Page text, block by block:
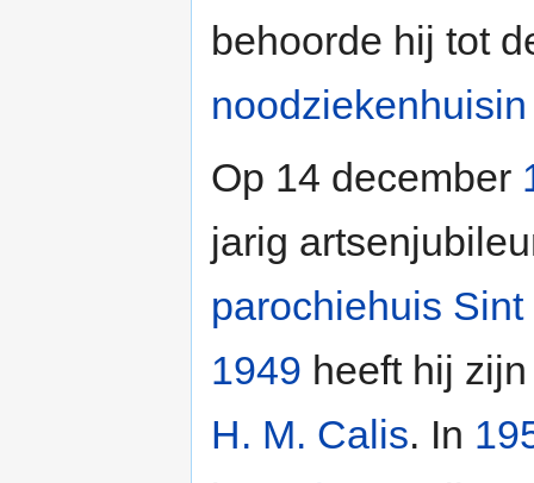
behoorde hij tot
noodziekenhuisin
Op 14 december
jarig
parochiehuis Sint
1949 heeft hij
H. M. Calis. In